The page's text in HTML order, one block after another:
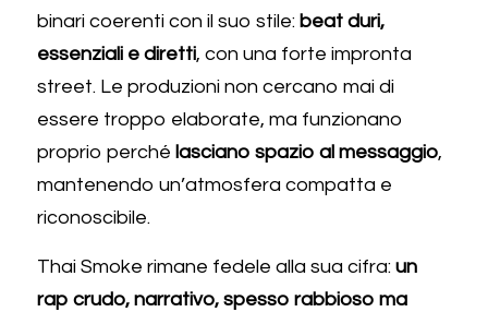
binari coerenti con il suo stile: beat duri,
essenziali e diretti, con una forte impronta
street. Le produzioni non cercano mai di
essere troppo elaborate, ma funzionano
proprio perché lasciano spazio al messaggio,
mantenendo un’atmosfera compatta e
riconoscibile.
Thai Smoke rimane fedele alla sua cifra: un
rap crudo, narrativo, spesso rabbioso ma